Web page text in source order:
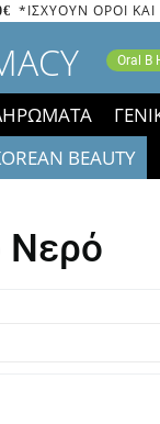
*ΙΣΧΥΟΥΝ ΟΡΟΙ
Oral B
BEAUTY
οι χαμηλές μας
Νερό